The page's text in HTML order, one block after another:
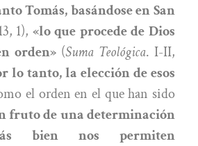
Tomás, basándose en San
1), «lo que procede de Dios
orden»(Suma Teológica. I-II,
lo tanto, la elección de esos
el orden en el que han sido
fruto de una determinación
bien nos permiten